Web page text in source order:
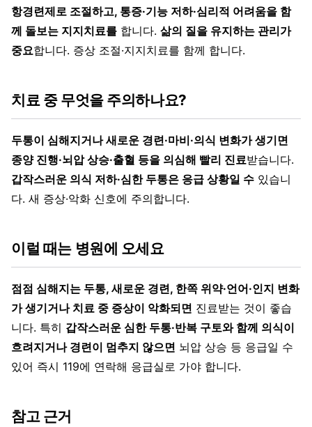
항경련제로 조절하고, 통증·기능 저하·심리적 어려움을 함
께 돌보는 지지치료를 합니다. 삶의 질을 유지하는 관리가
중요합니다. 증상 조절·지지치료를 함께 합니다.
치료 중 무엇을 주의하나요?
두통이 심해지거나 새로운 경련·마비·의식 변화가 생기면
종양 진행·뇌압 상승·출혈 등을 의심해 빨리 진료받습니다.
갑작스러운 의식 저하·심한 두통은 응급 상황일 수 있습니
다. 새 증상·악화 신호에 주의합니다.
이럴 때는 병원에 오세요
점점 심해지는 두통, 새로운 경련, 한쪽 위약·언어·인지 변화
가 생기거나 치료 중 증상이 악화되면 진료받는 것이 좋습
니다. 특히 갑작스러운 심한 두통·반복 구토와 함께 의식이
흐려지거나 경련이 멈추지 않으면 뇌압 상승 등 응급일 수
있어 즉시 119에 연락해 응급실로 가야 합니다.
참고 근거